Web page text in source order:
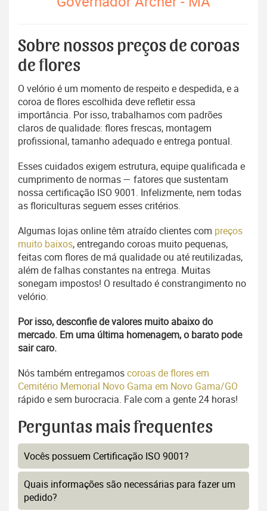
Sobre nossos preços de coroas
de flores
O velório é um momento de respeito e despedida, e a
coroa de flores escolhida deve refletir essa
importância. Por isso, trabalhamos com padrões
claros de qualidade: flores frescas, montagem
profissional, tamanho adequado e entrega pontual.
Esses cuidados exigem estrutura, equipe qualificada e
cumprimento de normas — fatores que sustentam
nossa certificação ISO 9001. Infelizmente, nem todas
as floriculturas seguem esses critérios.
Algumas lojas online têm atraído clientes com preços
muito baixos, entregando coroas muito pequenas,
feitas com flores de má qualidade ou até reutilizadas,
além de falhas constantes na entrega. Muitas
sonegam impostos! O resultado é constrangimento no
velório.
Por isso, desconfie de valores muito abaixo do
mercado. Em uma última homenagem, o barato pode
sair caro.
Nós também entregamoscoroas de flores em
Cemitério Memorial Novo Gama em Novo Gama/GO
rápido e sem burocracia. Fale com a gente 24 horas!
Perguntas mais frequentes
Vocês possuem Certificação ISO 9001?
Quais informações são necessárias para fazer um
pedido?